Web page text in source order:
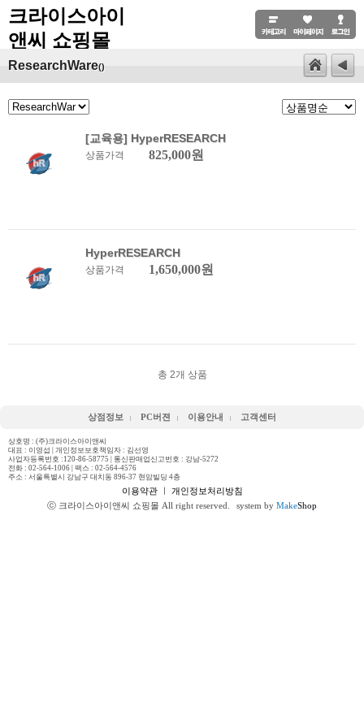
크라이스아이
앤씨 쇼핑몰
ResearchWare()
[교육용] HyperRESEARCH
상품가격 825,000원
HyperRESEARCH
상품가격 1,650,000원
총 2개 상품
상점정보 PC버젼 이용안내 고객센터
상호명 : (주)크라이스아이앤씨
대표 : 이영섭 | 개인정보보호책임자 : 김선영
사업자등록번호 :120-86-58775 | 통신판매업신고번호 : 강남-5272
전화 : 02-564-1006 | 팩스 : 02-564-4576
주소 : 서울특별시 강남구 대치동 896-37 현암빌딩 4층
이용약관ㅣ 개인정보처리방침
ⓒ 크라이스아이앤씨 쇼핑몰 All right reserved.
system by MakeShop